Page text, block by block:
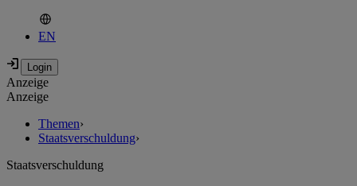
EN
Anzeige
Anzeige
Themen›
Staatsverschuldung›
Staatsverschuldung